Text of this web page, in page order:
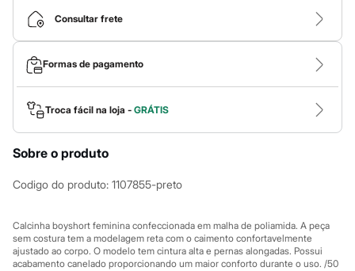
Acessórios
Bolsas
Bonés e Chapéus
Bijoux
Cintos
Óculos
Relógios
Calçados
Botas
Chinelos
Rasteirinhas
Sandálias
Sapatilhas
Marcas
City
Clock House
Mindset
Consultar frete
Formas de pagamento
Troca fácil na loja - GRÁTIS
Sobre o produto
Codigo do produto: 1107855-preto
Calcinha boyshort feminina confeccionada em malha de poliamida. A peça
sem costura tem a modelagem reta com o caimento confortavelmente
ajustado ao corpo. O modelo tem cintura alta e pernas alongadas. Possui
acabamento canelado proporcionando um maior conforto durante o uso. /50